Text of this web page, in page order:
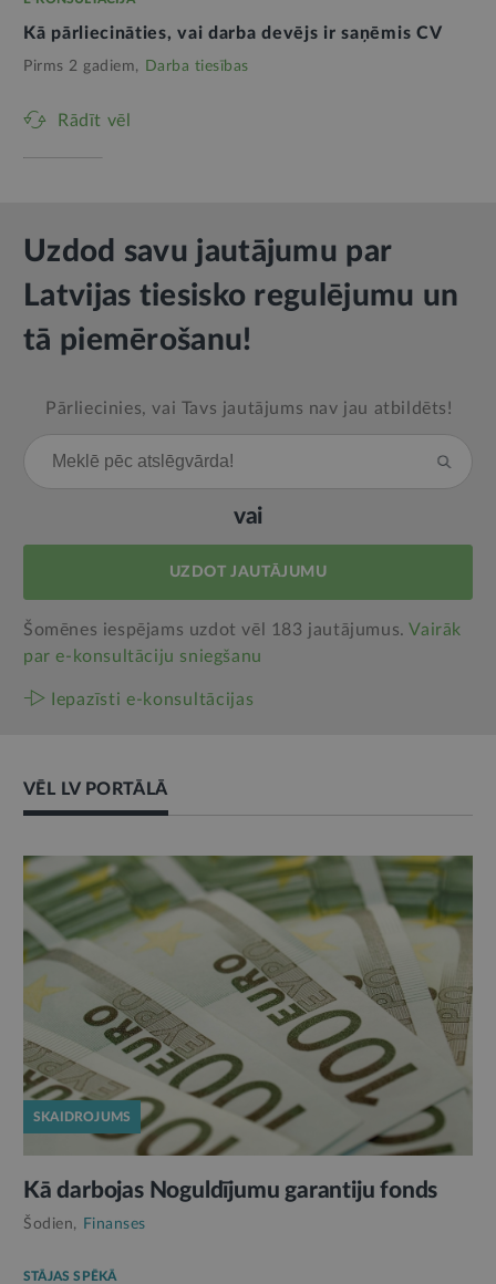
Kā pārliecināties, vai darba devējs ir saņēmis CV
Pirms 2 gadiem, Darba tiesības
Rādīt vēl
Uzdod savu jautājumu par
Latvijas tiesisko regulējumu un
tā piemērošanu!
Pārliecinies, vai Tavs jautājums nav jau atbildēts!
vai
UZDOT JAUTĀJUMU
Šomēnes iespējams uzdot vēl 183 jautājumus.Vairāk
par e‑konsultāciju sniegšanu
Iepazīsti e-konsultācijas
VĒL LV PORTĀLĀ
SKAIDROJUMS
Kā darbojas Noguldījumu garantiju fonds
Šodien, Finanses
STĀJAS SPĒKĀ